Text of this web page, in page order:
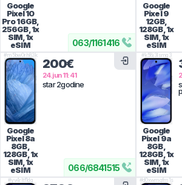
063/1161416
Google
Pixel 10
Pro16GB,
256GB, 1x
SIM, 1x
eSIM
Google
Pixel 9
12GB,
128GB, 1x
SIM, 1x
eSIM
066/6841515
#m5bw0rh83k
Google
Pixel 8a
8GB,
128GB, 1x
SIM, 1x
eSIM
200€
24.jun 11:41
star 2godine
#k58j3lsmq3
Google
Pixel 9a
8GB,
128GB, 1x
SIM, 1x
eSIM
#yv4rltf1dg #d0xwmgfm1s